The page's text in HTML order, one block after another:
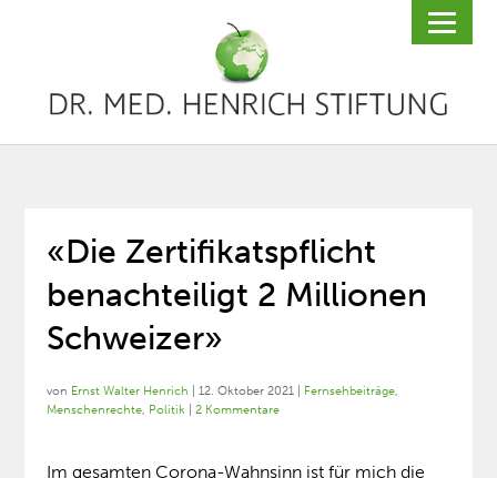
«Die Zertifikatspflicht
benachteiligt 2 Millionen
Schweizer»
von Ernst Walter Henrich |12. Oktober 2021 Fernsehbeiträge,
Menschenrechte, Politik |2 Kommentare
Im gesamten Corona-Wahnsinn ist für mich die